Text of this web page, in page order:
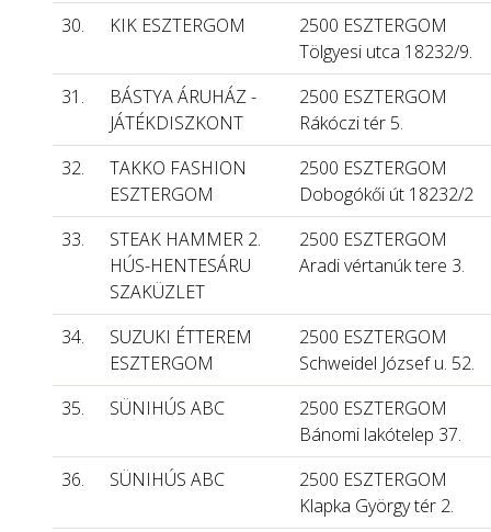
30. KIK ESZTERGOM
2500 ESZTERGOM
Tölgyesi utca 18232/9.
31.
BÁSTYA ÁRUHÁZ -
JÁTÉKDISZKONT
2500 ESZTERGOM
Rákóczi tér 5.
32.
TAKKO FASHION
ESZTERGOM
2500 ESZTERGOM
Dobogókői út 18232/2
33.
STEAK HAMMER 2.
HÚS-HENTESÁRU
SZAKÜZLET
2500 ESZTERGOM
Aradi vértanúk tere 3.
34.
SUZUKI ÉTTEREM
ESZTERGOM
2500 ESZTERGOM
Schweidel József u. 52.
35.
SÜNIHÚS ABC
2500 ESZTERGOM
Bánomi lakótelep 37.
36.
SÜNIHÚS ABC
2500 ESZTERGOM
Klapka György tér 2.